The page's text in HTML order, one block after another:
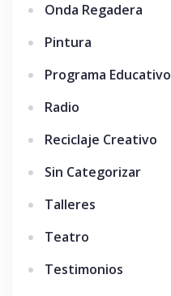
Onda Regadera
Pintura
Programa Educativo
Radio
Reciclaje Creativo
Sin Categorizar
Talleres
Teatro
Testimonios